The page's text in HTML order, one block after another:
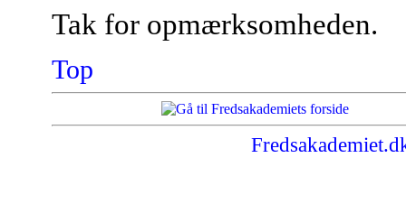
Tak for opmærksomheden.
Top